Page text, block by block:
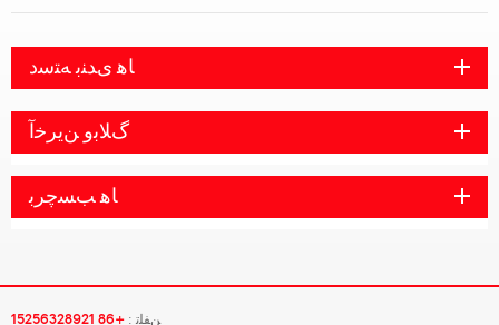
ﺎﻫ ﯼﺪﻨﺑ ﻪﺘﺳﺩ
ﮒﻼ ﺑﻭ ﻦﯾﺮﺧﺁ
ﺎﻫ ﺐﺴﭼﺮﺑ
ﻦﻔﻠﺗ : +86 15256328921